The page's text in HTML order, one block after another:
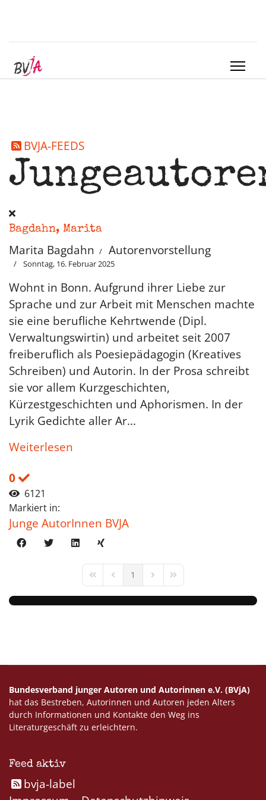
BVJA-FEEDS
Bagdahn, Marita
Marita Bagdahn Autorenvorstellung
Sonntag, 16. Februar 2025
Wohnt in Bonn. Aufgrund ihrer Liebe zur
Sprache und zur Arbeit mit Menschen machte
sie eine berufliche Kehrtwende (Dipl.
Verwaltungswirtin) und arbeitet seit 2007
freiberuflich als Poesiepädagogin (Kreatives
Schreiben) und Autorin. In der Prosa schreibt
sie vor allem Kurzgeschichten,
Kürzestgeschichten und Aphorismen. In der
Lyrik Gedichte aller Ar...
Weiterlesen
0
6121
Markiert in:
Junge AutorInnen BVJA
First PagePrevious Page
1 Next PageLast Page
Bundesverband junger Autoren und Autorinnen e.V. (BVjA)
hat das Bestreben, Autorinnen und Autoren jeden Alters
durch Informationen und Kontakte den Weg ins
Literaturgeschäft zu erleichtern.
Feed aktiv
bvja-label